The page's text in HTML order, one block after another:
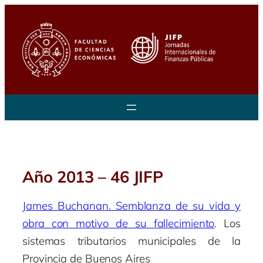
contenido
Año 2013 – 46 JIFP
James Buchanan. Semblanza de su vida y
obra con motivo de su fallecimiento. Los
sistemas tributarios municipales de la
Provincia de Buenos Aires